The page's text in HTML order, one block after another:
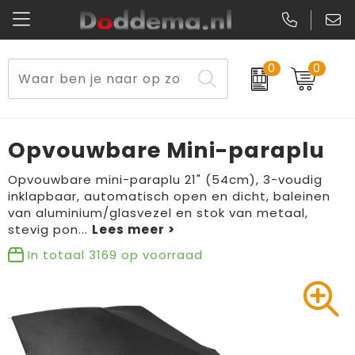
0 0
Paraplu's
Reisbenodigdheden
Aanstekers
Elektronica, Gadgets en USB
Levensmiddelen
Bidons en Sportflessen
Veiligheidsvesten en Veiligheidshesjes
Schorten en Sloven
Veiligheidssignalering en Verlichting
Gereedschap
Gilets
Schoenen
Sweaters
Kledingaccessoires
T-Shirts
Peuters en Baby's
Schoenen
Gilets
Lunchtassen
Opbergtassen
Schoenentassen
Golftassen
Duffeltassen
Draagtassen
Opvouwbare Mini-paraplu
Opvouwbare mini-paraplu 21" (54cm), 3-voudig
inklapbaar, automatisch open en dicht, baleinen
van aluminium/glasvezel en stok van metaal,
stevig pon...
In totaal 3169 op voorraad